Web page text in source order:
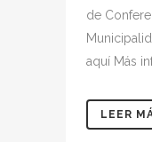
de
aquí Más
LEER